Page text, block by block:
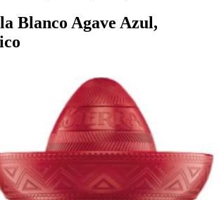
Blanco Agave Azul,